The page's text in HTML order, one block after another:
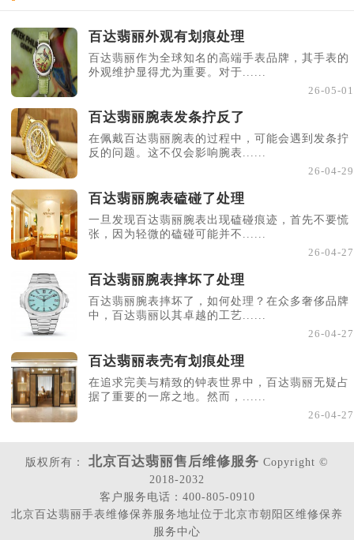
百达翡丽外观有划痕处理
百达翡丽作为全球知名的高端手表品牌，其手表的
外观维护显得尤为重要。对于......
26-05-01
百达翡丽腕表发条拧反了
在佩戴百达翡丽腕表的过程中，可能会遇到发条拧
反的问题。这不仅会影响腕表......
26-04-29
百达翡丽腕表磕碰了处理
一旦发现百达翡丽腕表出现磕碰痕迹，首先不要慌
张，因为轻微的磕碰可能并不......
26-04-27
百达翡丽腕表摔坏了处理
百达翡丽腕表摔坏了，如何处理？在众多奢侈品牌
中，百达翡丽以其卓越的工艺......
26-04-27
百达翡丽表壳有划痕处理
在追求完美与精致的钟表世界中，百达翡丽无疑占
据了重要的一席之地。然而，......
26-04-27
版权所有： 北京百达翡丽售后维修服务 Copyright ©
2018-2032
客户服务电话：400-805-0910
北京百达翡丽手表维修保养服务地址位于北京市朝阳区维修保养
服务中心